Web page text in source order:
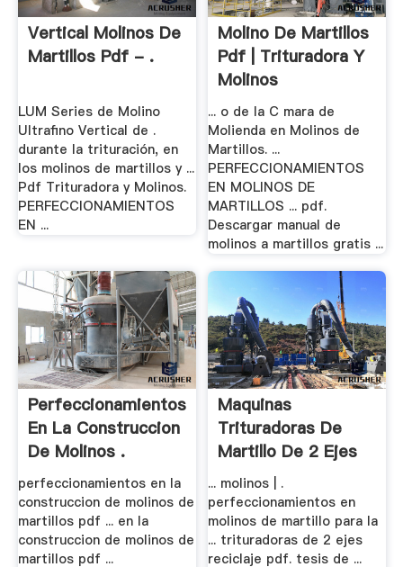
Vertical Molinos De
Martillos Pdf - .
LUM Series de Molino
Ultrafino Vertical de .
durante la trituración, en
los molinos de martillos y ...
Pdf Trituradora y Molinos.
PERFECCIONAMIENTOS
EN ...
Molino De Martillos
Pdf | Trituradora Y
Molinos
... o de la C mara de
Molienda en Molinos de
Martillos. ...
PERFECCIONAMIENTOS
EN MOLINOS DE
MARTILLOS ... pdf.
Descargar manual de
molinos a martillos gratis ...
Perfeccionamientos
En La Construccion
De Molinos .
perfeccionamientos en la
construccion de molinos de
martillos pdf ... en la
construccion de molinos de
martillos pdf ...
Maquinas
Trituradoras De
Martillo De 2 Ejes
... molinos | .
perfeccionamientos en
molinos de martillo para la
... trituradoras de 2 ejes
reciclaje pdf. tesis de ...